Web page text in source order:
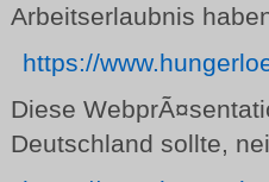
Arbeitserlaubnis
https://
Diese
Deutschland sollte,